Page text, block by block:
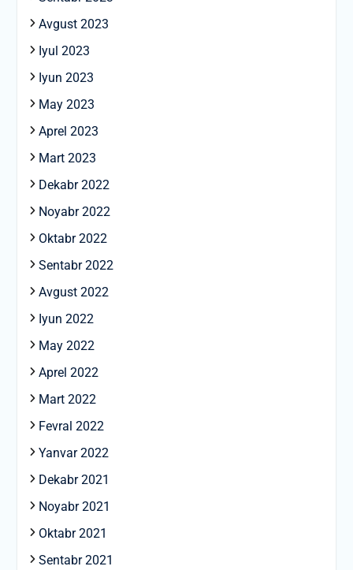
Avgust 2023
Iyul 2023
Iyun 2023
May 2023
Aprel 2023
Mart 2023
Dekabr 2022
Noyabr 2022
Oktabr 2022
Sentabr 2022
Avgust 2022
Iyun 2022
May 2022
Aprel 2022
Mart 2022
Fevral 2022
Yanvar 2022
Dekabr 2021
Noyabr 2021
Oktabr 2021
Sentabr 2021